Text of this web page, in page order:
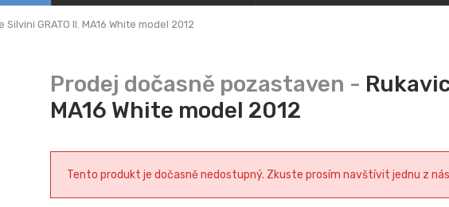
Silvini GRATO II. MA16 White model 2012
MA16 White model 2012
Tento produkt je dočasně nedostupný. Zkuste prosím navštívit jednu z